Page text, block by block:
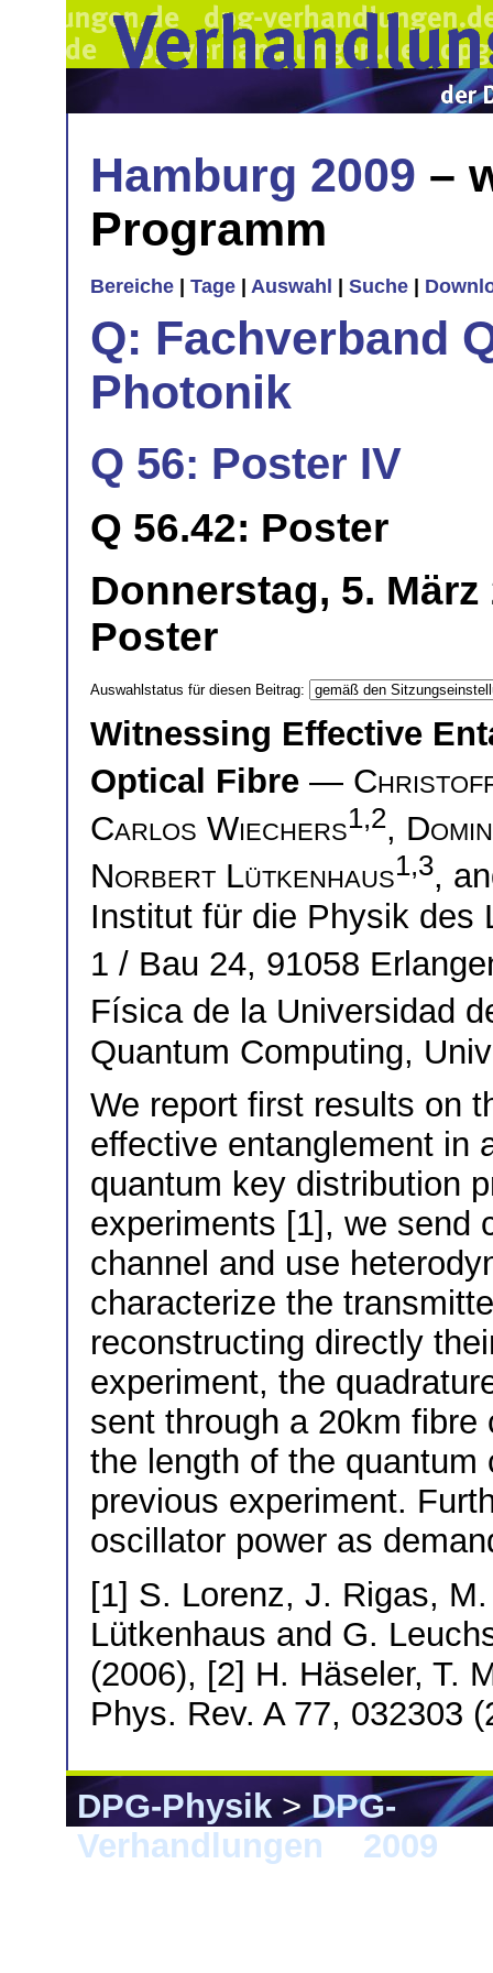
Hamburg 2009 –
Programm
Bereiche Tage Auswahl Suche
Q: Fachverband
Photonik
Q 56: Poster IV
Q 56.42: Poster
Donnerstag, 5. März
Poster
Auswahlstatus für diesen Beitrag:
Witnessing Effective
Optical Fibre —
Carlos Wiechers1,2,
Norbert Lütkenhaus1,3,
Institut für die Physik des
1 / Bau 24, 91058
Física de la Universidad
Quantum Computing,
We report first results on
effective entanglement in
quantum key distribution
experiments [1], we send
channel and use
characterize the
reconstructing directly
experiment, the
sent through a 20km
the length of the
previous experiment.
oscillator power as
[1] S. Lorenz, J. Rigas,
Lütkenhaus and G.
(2006), [2] H. Häseler, T.
Phys. Rev. A 77, 032303
DPG-Physik>DPG-
Verhandlungen
2009